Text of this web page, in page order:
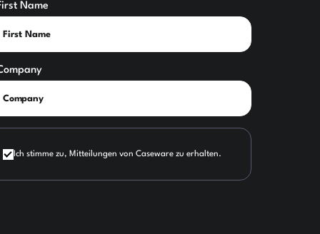
Name
Ich stimme zu, Mitteilungen von Caseware zu erhalten.